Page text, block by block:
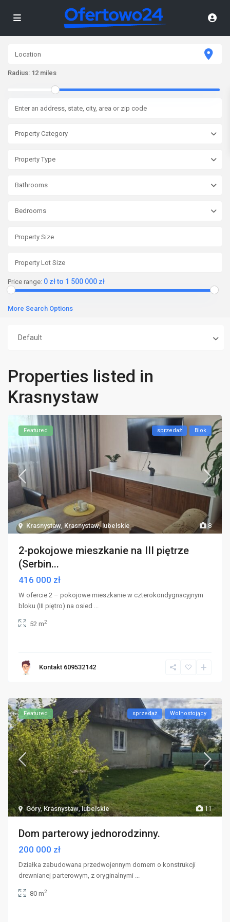
Radius: 12 miles
Property Category
Property Type
Bathrooms
Bedrooms
Price range: 0 zł to 1 500 000 zł
More Search Options
Default
Properties listed in
Krasnystaw
8
Krasnystaw, Krasnystaw, lubelskie
Featured sprzedaż Blok
2-pokojowe mieszkanie na III piętrze
(Serbin...
416 000 zł
W ofercie 2 – pokojowe mieszkanie w czterokondygnacyjnym
bloku (III piętro) na osied ...
52 m2
Kontakt 609532142
11
Góry,Krasnystaw,lubelskie
Featured sprzedaż Wolnostojący
Dom parterowy jednorodzinny.
200 000 zł
Działka zabudowana przedwojennym domem o konstrukcji
drewnianej parterowym, z oryginalnymi ...
80 m2